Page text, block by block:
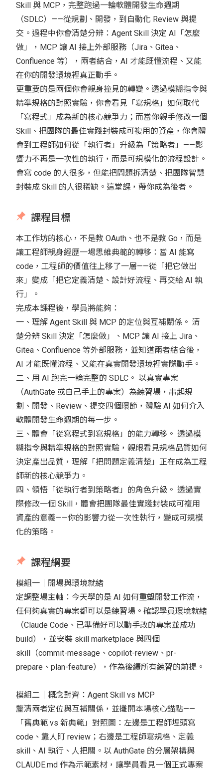
Skill 與 MCP，完整跑過一輪軟體開發生命週期
（SDLC）——從規劃、開發，到自動化 Review 與提
交。過程中你會清楚分辨：Agent Skill 決定 AI「怎麼
做」，MCP 讓 AI 接上外部服務（Jira、Gitea、
Confluence 等），兩者結合，AI 才能既懂流程、又能
在你的開發環境裡真正動手。
更重要的是兩個你會親身撞見的轉變。透過模糊指令與
精準規格的對照實驗，你會看見「寫規格」如何取代
「寫程式」成為新的核心競爭力；而當你親手修改一個
Skill、把團隊的最佳實踐封裝成可複用的資產，你會體
會到工程師如何從「執行者」升級為「策略者」——影
響力不再是一次性的執行，而是可規模化的流程設計。
會寫 code 的人很多，但能把問題拆清楚、把團隊智慧
封裝成 Skill 的人很稀缺。這堂課，帶你成為後者。
課程目標
本工作坊的核心，不是教 OAuth、也不是教 Go，而是
讓工程師親身經歷一場思維典範的轉移：當 AI 能寫
code，工程師的價值往上移了一層——從「把它做出
來」變成「把它定義清楚、設計好流程、再交給 AI 執
行」。
完成本課程後，學員將能夠：
一、理解 Agent Skill 與 MCP 的定位與互補關係。 清
楚分辨 Skill 決定「怎麼做」、MCP 讓 AI 接上 Jira、
Gitea、Confluence 等外部服務，並知道兩者結合後，
AI 才能既懂流程、又能在真實開發環境裡實際動手。
二、用 AI 跑完一輪完整的 SDLC。 以真實專案
（AuthGate 或自己手上的專案）為練習場，串起規
劃、開發、Review、提交四個環節，體驗 AI 如何介入
軟體開發生命週期的每一步。
三、體會「從寫程式到寫規格」的能力轉移。 透過模
糊指令與精準規格的對照實驗，親眼看見規格品質如何
決定產出品質，理解「把問題定義清楚」正在成為工程
師新的核心競爭力。
四、領悟「從執行者到策略者」的角色升級。 透過實
際修改一個 Skill，體會把團隊最佳實踐封裝成可複用
資產的意義——你的影響力從一次性執行，變成可規模
化的策略。
課程綱要
模組一｜開場與環境就緒
定調整場主軸：今天學的是 AI 如何重塑開發工作流，
任何夠真實的專案都可以是練習場。確認學員環境就緒
（Claude Code、已準備好可以動手改的專案並成功
build），並安裝 skill marketplace 與四個
skill（commit-message、copilot-review、pr-
prepare、plan-feature），作為後續所有練習的前提。
模組二｜概念對齊：Agent Skill vs MCP
釐清兩者定位與互補關係，並攤開本場核心錨點——
「舊典範 vs 新典範」對照圖：左邊是工程師埋頭寫
code、靠人盯 review；右邊是工程師寫規格、定義
skill、AI 執行、人把關。以 AuthGate 的分層架構與
CLAUDE.md 作為示範素材，讓學員看見一個正式專案